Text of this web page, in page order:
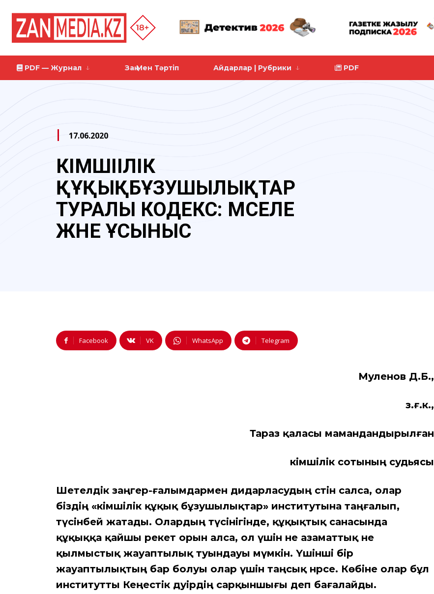
PDF — Журнал Заң Мен Тәртіп Айдарлар | Рубрики PDF
17.06.2020
ӘКІМШІІЛІК
ҚҰҚЫҚБҰЗУШЫЛЫҚТАР
ТУРАЛЫ КОДЕКС: МӘСЕЛЕ
ЖӘНЕ ҰСЫНЫС
Facebook VK WhatsApp Telegram
Мәуленов Д.Б.,
з.ғ.к.,
Тараз қаласы мамандандырылған
әкімшілік сотының судьясы
Шетелдік заңгер-ғалымдармен дидарласудың сәтін салса, олар
біздің «әкімшілік құқық бұзушылықтар» институтына таңғалып,
түсінбей жатады. Олардың түсінігінде, құқықтық санасында
құқыққа қайшы әрекет орын алса, ол үшін не азаматтық не
қылмыстық жауаптылық туындауы мүмкін. Үшінші бір
жауаптылықтың бар болуы олар үшін таңсық нәрсе. Көбіне олар бұл
институтты Кеңестік дәуірдің сарқыншығы деп бағалайды.